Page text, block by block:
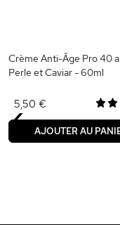
Crème Anti-Âge Pro 40
Perle et Caviar - 60ml
5,50 €
AJOUTER AU
‹